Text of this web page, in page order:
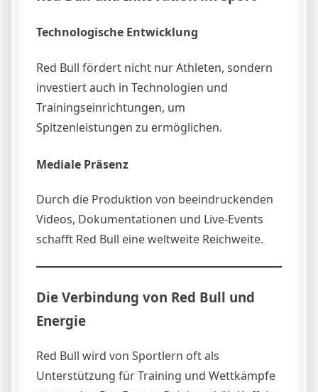
Technologische Entwicklung
Red Bull fördert nicht nur Athleten, sondern
investiert auch in Technologien und
Trainingseinrichtungen, um
Spitzenleistungen zu ermöglichen.
Mediale Präsenz
Durch die Produktion von beeindruckenden
Videos, Dokumentationen und Live-Events
schafft Red Bull eine weltweite Reichweite.
Die Verbindung von Red Bull und
Energie
Red Bull wird von Sportlern oft als
Unterstützung für Training und Wettkämpfe